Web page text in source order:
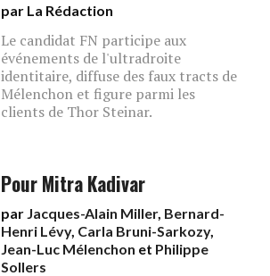
par La Rédaction
Le candidat FN participe aux
événements de l'ultradroite
identitaire, diffuse des faux tracts de
Mélenchon et figure parmi les
clients de Thor Steinar.
Pour Mitra Kadivar
par Jacques-Alain Miller, Bernard-
Henri Lévy, Carla Bruni-Sarkozy,
Jean-Luc Mélenchon et Philippe
Sollers